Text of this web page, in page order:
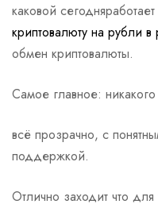
каковой
криптовалюту на рубли в
обмен криптовалюты.
Самое главное:
всё прозрачно, с
поддержкой.
Отлично заходит что для